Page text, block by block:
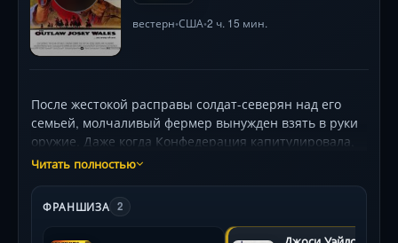
вестерн•США•2 ч. 15 мин.
После жестокой расправы солдат-северян над его
семьей, молчаливый фермер вынужден взять в руки
оружие. Даже когда Конфедерация капитулировала,
он остался вне закона — его путь к миру
Западу. За ним по пятам идут отряд карателей и
алчные охотники за наградой в $10 000. Постепенно
к нему присоединяются изгои: мудрый старый
Читать полностью
ФРАНШИЗА 2